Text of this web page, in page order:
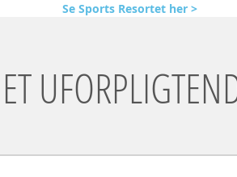
Se Sports Resortet her >